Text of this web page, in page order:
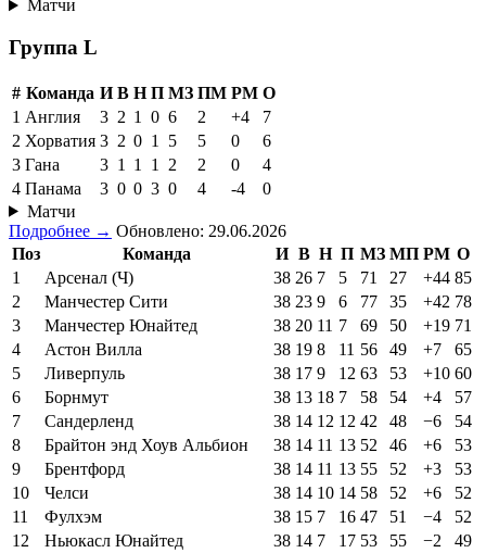
Матчи
Группа L
# Команда И В Н П МЗ ПМ РМ О
1 Англия 3 2 1 0 6 2 +4
7
2 Хорватия 3 2 0 1 5 5 0
6
3 Гана 3 1 1 1 2 2 0
4
4 Панама 3 0 0 3 0 4 -4
0
Матчи
Подробнее → Обновлено: 29.06.2026
Поз
Команда И В Н П МЗ МП РМ О
1
Арсенал (Ч) 38 26 7 5 71 27 +44 85
2
Манчестер Сити 38 23 9 6 77 35 +42 78
3
Манчестер Юнайтед 38 20 11 7 69 50 +19 71
4
Астон Вилла 38 19 8 11 56 49 +7
65
5
Ливерпуль 38 17 9 12 63 53 +10 60
6
Борнмут 38 13 18 7 58 54 +4
57
7
Сандерленд 38 14 12 12 42 48 −6
54
8
Брайтон энд Хоув Альбион 38 14 11 13 52 46 +6
53
9
Брентфорд 38 14 11 13 55 52 +3
53
10
Челси 38 14 10 14 58 52 +6
52
11
Фулхэм 38 15 7 16 47 51 −4
52
12
Ньюкасл Юнайтед 38 14 7 17 53 55 −2
49